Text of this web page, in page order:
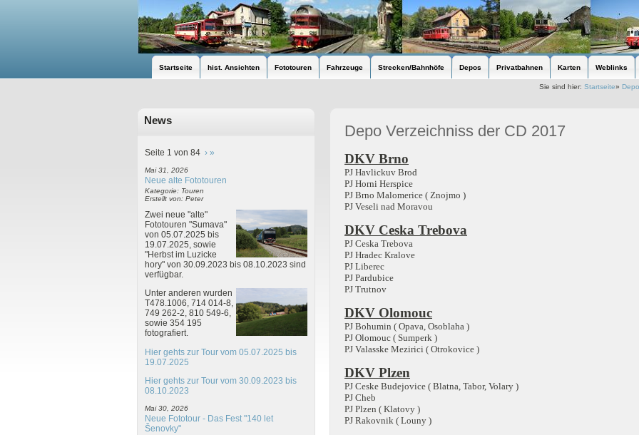
Startseite hist. Ansichten Fototouren Fahrzeuge Strecken/Bahnhöfe Depos Privatbahnen Karten Weblinks
Sie sind hier:Startseite»
News
Seite 1 von 84 › »
Mai 31, 2026
Neue alte Fototouren
Kategorie: Touren
Erstellt von: Peter
Zwei neue "alte"
Fototouren "Sumava"
von 05.07.2025 bis
19.07.2025, sowie
"Herbst im Luzicke
hory" von 30.09.2023 bis 08.10.2023 sind
verfügbar.
Unter anderen wurden
T478.1006, 714 014-8,
749 262-2, 810 549-6,
sowie 354 195
fotografiert.
Hier gehts zur Tour vom 05.07.2025 bis
19.07.2025
Hier gehts zur Tour vom 30.09.2023 bis
08.10.2023
Mai 30, 2026
Neue Fototour - Das Fest "140 let
Šenovky"
Depo Verzeichniss der CD 2017
DKV Brno
PJ Havlickuv Brod
PJ Horni Herspice
PJ Brno Malomerice ( Znojmo )
PJ Veseli nad Moravou
DKV Ceska Trebova
PJ Ceska Trebova
PJ Hradec Kralove
PJ Liberec
PJ Pardubice
PJ Trutnov
DKV Olomouc
PJ Bohumin ( Opava, Osoblaha )
PJ Olomouc ( Sumperk )
PJ Valasske Mezirici ( Otrokovice )
DKV Plzen
PJ Ceske Budejovice ( Blatna, Tabor, Volary )
PJ Cheb
PJ Plzen ( Klatovy )
PJ Rakovnik ( Louny )